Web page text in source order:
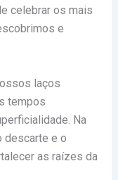
celebrar os mais
e
laços
tempos
Na
descarte e o
as raízes da